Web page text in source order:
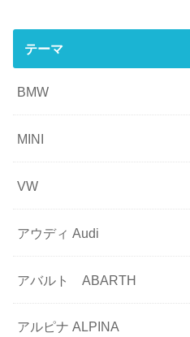
テーマ
BMW
MINI
VW
アウディ Audi
アバルト ABARTH
アルピナ ALPINA